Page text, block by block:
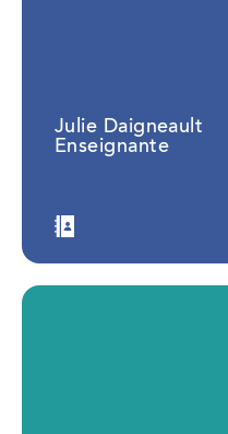
Julie Daigneault
Enseignante